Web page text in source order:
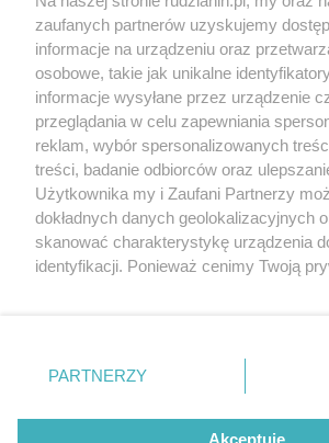
3 / 0
Wydawca mediów
Nie zapomnij
zapoznać się z:
polityką prywatności regulamin
Twojemiasto
Piekary Śląskie
Chorzów
Tarnowskie Góry
Gliwice
Kontakt
Wydawca
Redakcja
zaufanych partnerów uzyskujemy
informacje na urządzeniu oraz
osobowe, takie jak unikalne
informacje wysyłane przez urządzenie
przeglądania w celu zapewniania
reklam, wybór spersonalizowanych
treści, badanie odbiorców oraz
Użytkownika my i Zaufani Partnerzy
dokładnych danych geolokalizacyjnych
skanować charakterystykę urządzenia
identyfikacji. Ponieważ cenimy Twoją
prywatności znajdujący się w lewym
. Niektóre rodzaje przetwarzania
zgody użytkownika, ale masz prawo
takiemu przetwarzaniu. Preferencje będą
PARTNERZY
Akceptuję